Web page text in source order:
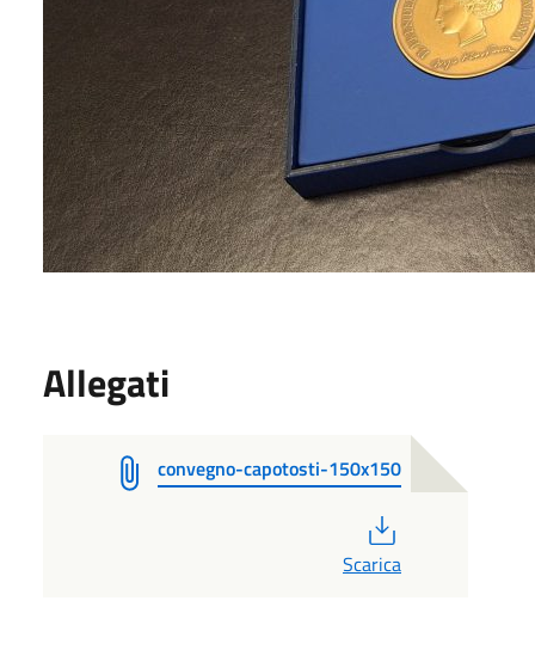
Allegati
convegno-capotosti-150x150
Scarica